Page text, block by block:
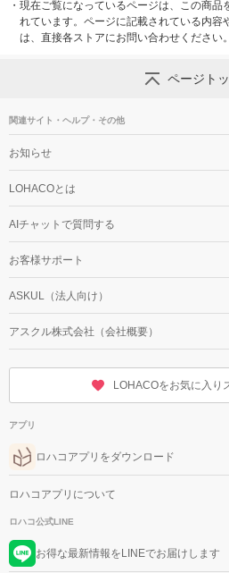
・ 現在ご覧になっているページは、この商品
れています。ページに記載されている内容
は、直接各ストアにお問い合わせください。
ページト
関連サイト・ヘルプ・その他
お知らせ
LOHACOとは
AIチャットで質問する
お客様サポート
ASKUL（法人向け）
アスクル株式会社（会社概要）
LOHACOをお気に入り
アプリ
ロハコアプリをダウンロード
ロハコアプリについて
ロハコ公式LINE
お得な最新情報をLINEでお届けします